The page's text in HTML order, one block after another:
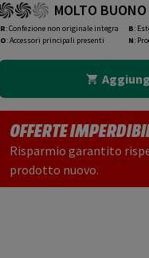
MOLTO BUONO
R: Confezione non originale integra
O: Accessori principali presenti
B:
N:
OFFERTE
Risparmio garantito
prodotto nuovo.